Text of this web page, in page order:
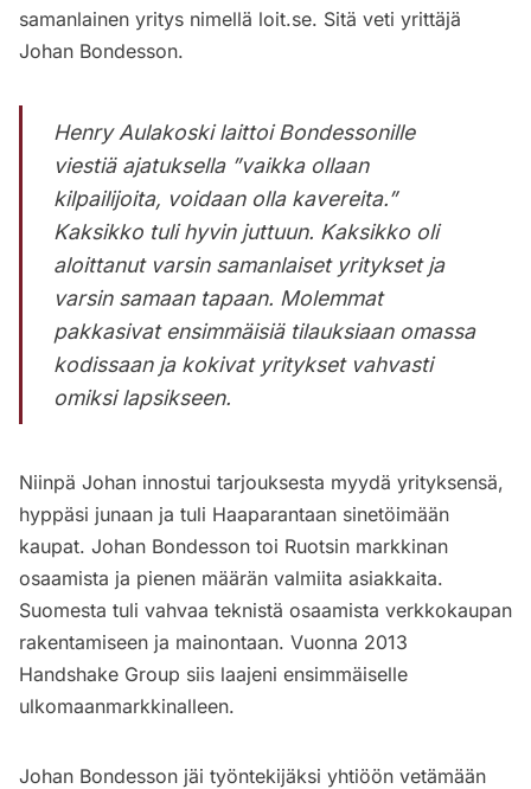
samanlainen yritys nimellä loit.se. Sitä veti yrittäjä
Johan Bondesson.
Henry Aulakoski laittoi Bondessonille
viestiä ajatuksella ”vaikka ollaan
kilpailijoita, voidaan olla kavereita.”
Kaksikko tuli hyvin juttuun. Kaksikko oli
aloittanut varsin samanlaiset yritykset ja
varsin samaan tapaan. Molemmat
pakkasivat ensimmäisiä tilauksiaan omassa
kodissaan ja kokivat yritykset vahvasti
omiksi lapsikseen.
Niinpä Johan innostui tarjouksesta myydä yrityksensä,
hyppäsi junaan ja tuli Haaparantaan sinetöimään
kaupat. Johan Bondesson toi Ruotsin markkinan
osaamista ja pienen määrän valmiita asiakkaita.
Suomesta tuli vahvaa teknistä osaamista verkkokaupan
rakentamiseen ja mainontaan. Vuonna 2013
Handshake Group siis laajeni ensimmäiselle
ulkomaanmarkkinalleen.
Johan Bondesson jäi työntekijäksi yhtiöön vetämään